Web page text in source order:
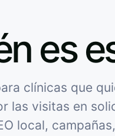
es
clínicas que
las visitas en
local,